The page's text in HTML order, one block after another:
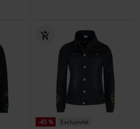
-45 %
Exclusivité